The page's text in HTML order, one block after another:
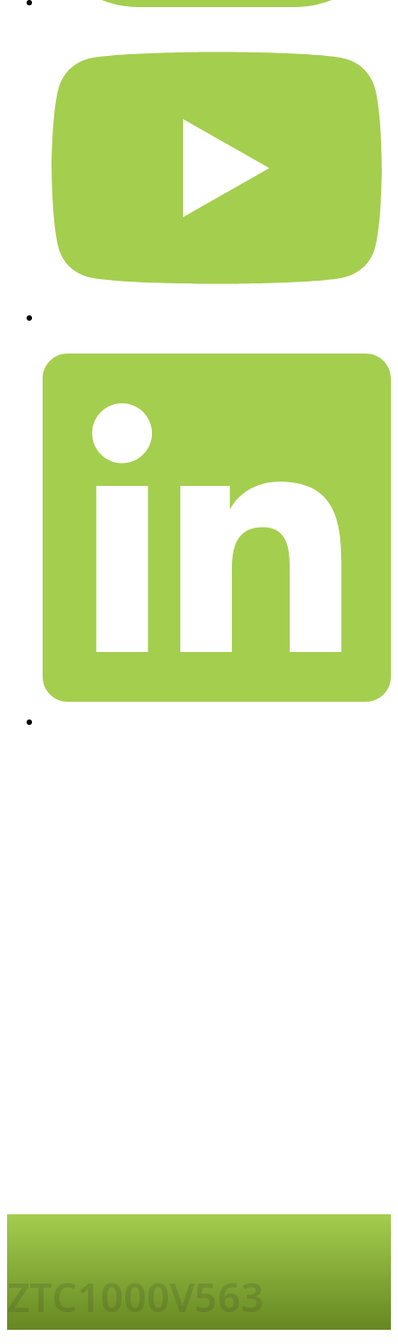
ZTC1000V563